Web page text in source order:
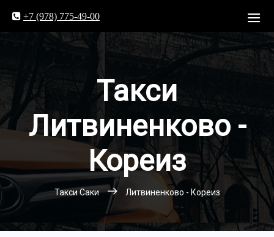
+7 (978) 775-49-00
Такси
Литвиненково -
Кореиз
Такси Саки Литвиненково - Кореиз